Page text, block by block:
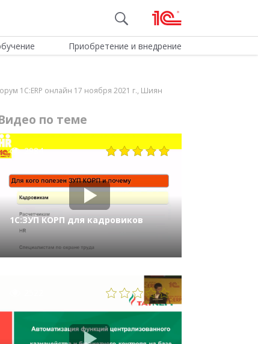
Приобретение и внедрение
1С:ERP онлайн 17 ноября 2021 г., Шиян
по теме
2984
1С:ЗУП КОРП для кадровиков